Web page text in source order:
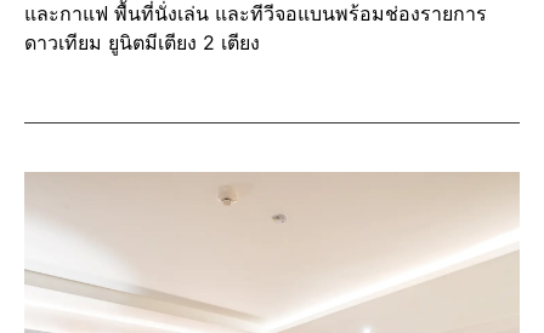
และกาแฟ พื้นที่นั่งเล่น และทีวีจอแบนพร้อมช่องรายการ
ดาวเทียม ยูนิตมีเตียง 2 เตียง